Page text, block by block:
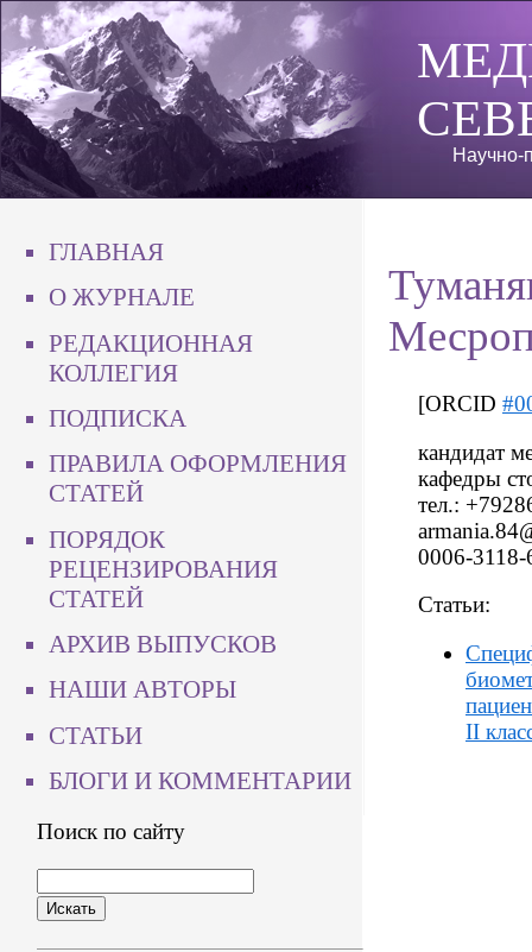
Научно-
ГЛАВНАЯ
О ЖУРНАЛЕ
РЕДАКЦИОННАЯ
КОЛЛЕГИЯ
ПОДПИСКА
ПРАВИЛА ОФОРМЛЕНИЯ
СТАТЕЙ
ПОРЯДОК
РЕЦЕНЗИРОВАНИЯ
СТАТЕЙ
АРХИВ ВЫПУСКОВ
НАШИ АВТОРЫ
СТАТЬИ
БЛОГИ И КОММЕНТАРИИ
Поиск по сайту
[ORCID
кандидат
кафедры
тел.:
0006-3118-
Статьи:
II